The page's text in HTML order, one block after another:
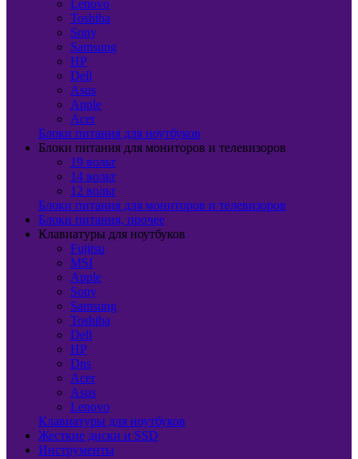
Lenovo
Toshiba
Sony
Samsung
HP
Dell
Asus
Apple
Acer
Блоки питания для ноутбуков
Блоки питания для мониторов и телевизоров
19 вольт
14 вольт
12 вольт
Блоки питания для мониторов и телевизоров
Блоки питания, прочее
Клавиатуры для ноутбуков
Fujitsu
MSI
Apple
Sony
Samsung
Toshiba
Dell
HP
Dns
Acer
Asus
Lenovo
Клавиатуры для ноутбуков
Жесткие диски и SSD
Инструменты